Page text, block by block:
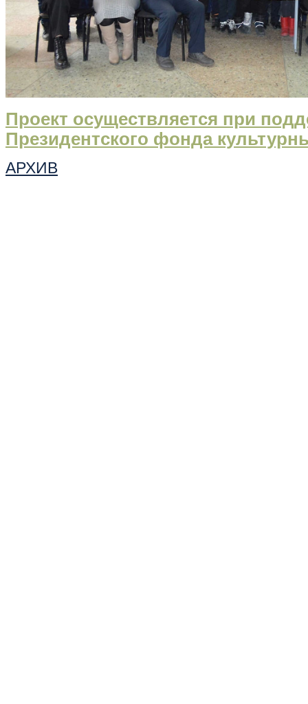
Проект осуществляется при
Президентского фонда
АРХИВ